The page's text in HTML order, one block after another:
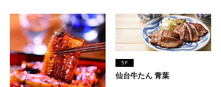
5F
仙台牛たん 青葉